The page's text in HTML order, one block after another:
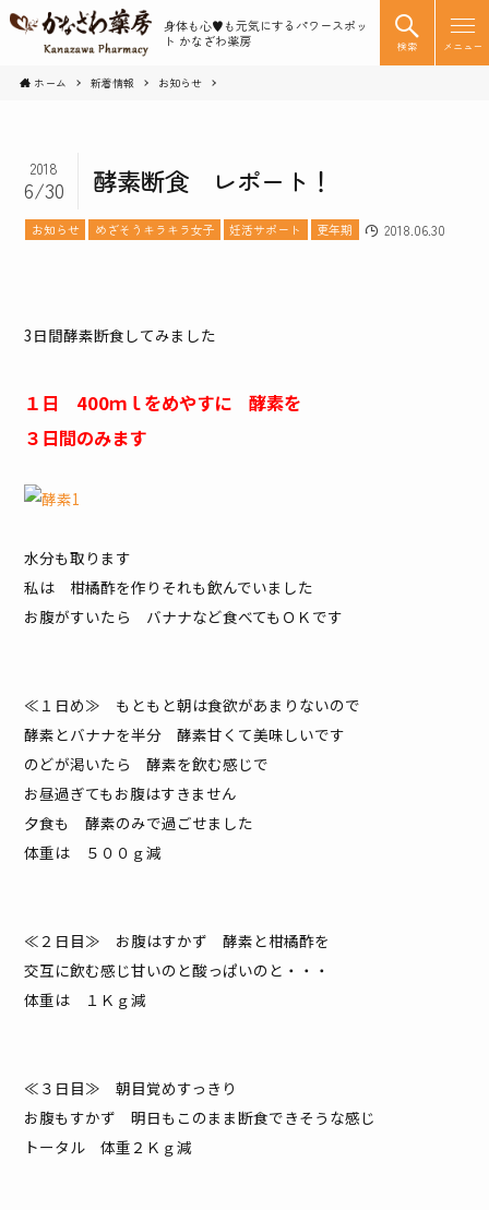
身体も心♥️も元気にするパワースポッ
ト かなざわ薬房
検索 メニュー
ホーム 新着情報 お知らせ
酵素断食 レポート！
2018
6/30
お知らせ めざそうキラキラ女子 妊活サポート 更年期 2018.06.30
3日間酵素断食してみました
１日 400ｍｌをめやすに 酵素を
３日間のみます
水分も取ります
私は 柑橘酢を作りそれも飲んでいました
お腹がすいたら バナナなど食べてもＯＫです
≪１日め≫ もともと朝は食欲があまりないので
酵素とバナナを半分 酵素甘くて美味しいです
のどが渇いたら 酵素を飲む感じで
お昼過ぎてもお腹はすきません
夕食も 酵素のみで過ごせました
体重は ５００ｇ減
≪２日目≫ お腹はすかず 酵素と柑橘酢を
交互に飲む感じ甘いのと酸っぱいのと・・・
体重は １Ｋｇ減
≪３日目≫ 朝目覚めすっきり
お腹もすかず 明日もこのまま断食できそうな感じ
トータル 体重２Ｋｇ減